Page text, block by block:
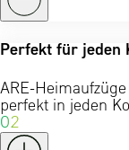
Perfekt für jeden
ARE-
perfekt in jeden
02